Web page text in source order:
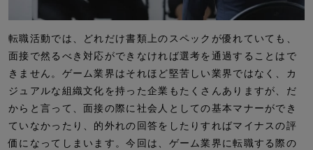
転職活動では、どれだけ書類上のスペックが優れていても、
面接で然るべき対応ができなければ選考を通過することはで
きません。ゲーム業界はそれほど堅苦しい業界ではなく、カ
ジュアルな組織文化を持った企業もたくさんありますが、だ
からと言って、面接の際に社会人としての基本マナーができ
ていなかったり、的外れの回答をしたりすればマイナスの評
価になってしまいます。今回は、ゲーム業界に転職する際の